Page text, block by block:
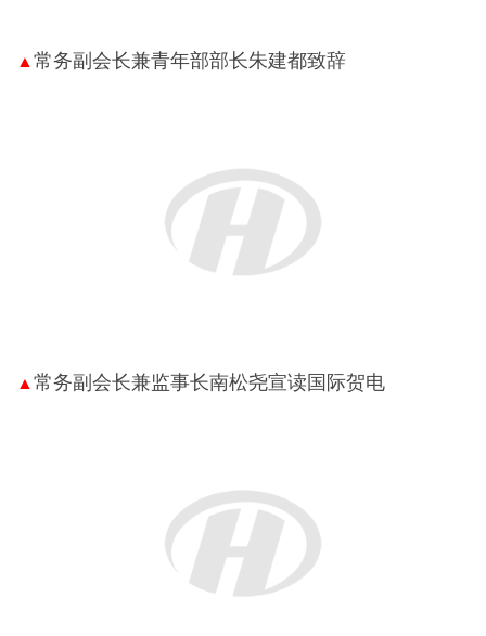
▲ 常务副会长兼青年部部长朱建都致辞
▲ 常务副会长兼监事长南松尧宣读国际贺电